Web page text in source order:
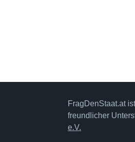
FragDenStaat.at
freundlicher
e.V.